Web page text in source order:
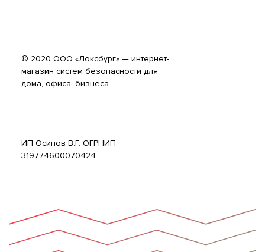
© 2020 ООО «Локсбург» — интернет-
магазин систем безопасности для
дома, офиса, бизнеса
ИП Осипов В.Г. ОГРНИП
319774600070424